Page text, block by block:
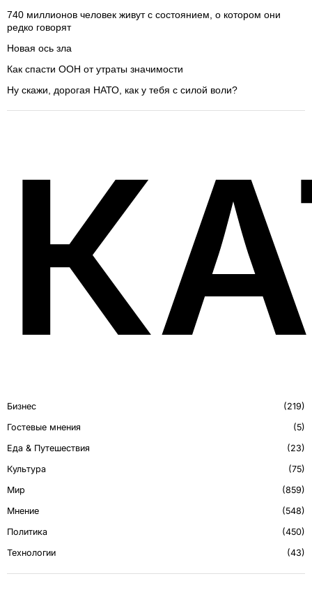
740 миллионов человек живут с состоянием, о котором они
редко говорят
Новая ось зла
Как спасти ООН от утраты значимости
Ну скажи, дорогая НАТО, как у тебя с силой воли?
Бизнес
219
Гостевые мнения
5
Еда & Путешествия
23
Культура
75
Мир
859
Мнение
548
Политика
450
Технологии
43